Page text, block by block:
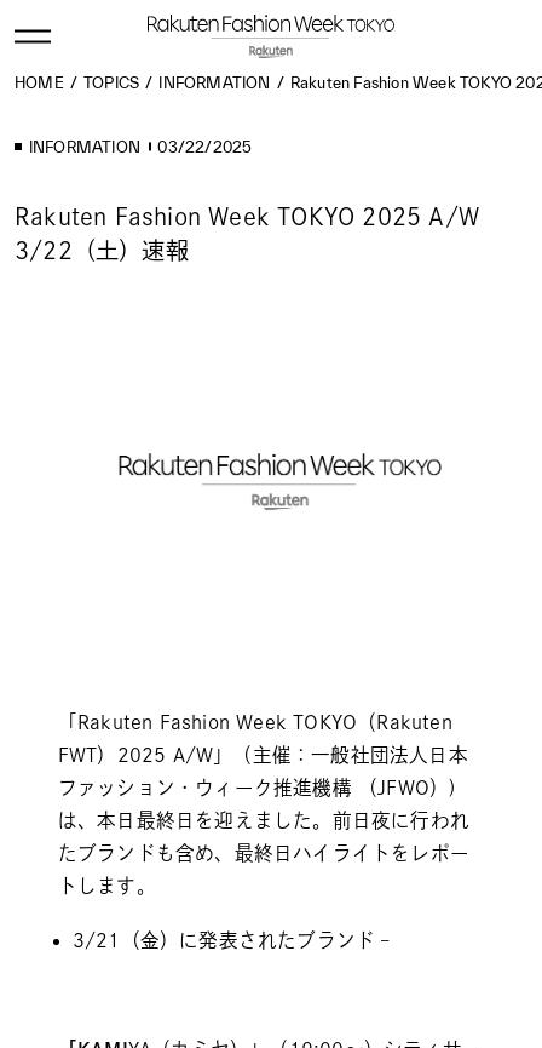
HOME TOPICS INFORMATION Rakuten Fashion Week TOKYO
INFORMATION 03/22/2025
Rakuten Fashion Week TOKYO 2025 A/W
3/22（土）速報
「Rakuten Fashion Week TOKYO（Rakuten
FWT）2025 A/W」（主催：一般社団法人日本
ファッション・ウィーク推進機構 （JFWO）)
は、本日最終日を迎えました。前日夜に行われ
たブランドも含め、最終日ハイライトをレポー
トします。
3/21（金）に発表されたブランド –